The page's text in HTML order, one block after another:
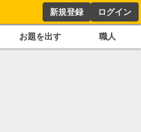
新規登録 ログイン
お題を出す 職人